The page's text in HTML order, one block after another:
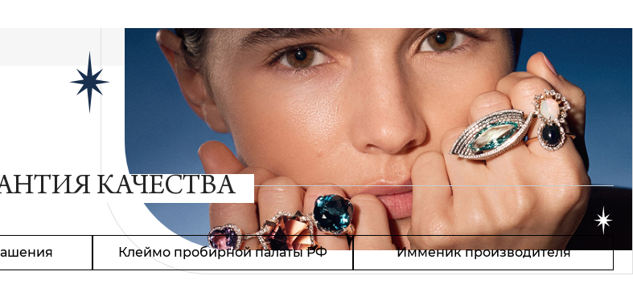
КАЧЕСТВА
Клеймо пробирной палаты РФ Имменик производителя